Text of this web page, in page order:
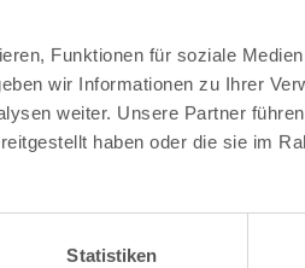
Funktionen für soziale
wir Informationen zu Ihrer
weiter. Unsere Partner
haben oder die sie im
Statistiken